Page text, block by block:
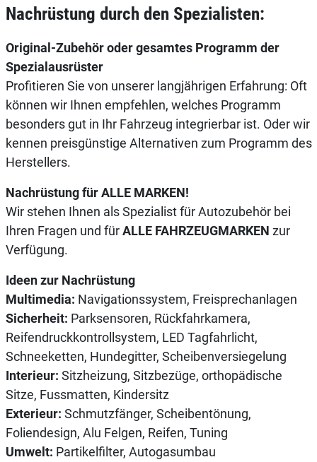
Nachrüstung durch den Spezialisten:
Original-Zubehör oder gesamtes Programm der
Spezialausrüster
Profitieren Sie von unserer langjährigen Erfahrung: Oft
können wir Ihnen empfehlen, welches Programm
besonders gut in Ihr Fahrzeug integrierbar ist. Oder wir
kennen preisgünstige Alternativen zum Programm des
Herstellers.
Nachrüstung für ALLE MARKEN!
Wir stehen Ihnen als Spezialist für Autozubehör bei
Ihren Fragen und fürALLE FAHRZEUGMARKEN zur
Verfügung.
Ideen zur Nachrüstung
Multimedia: Navigationssystem, Freisprechanlagen
Sicherheit: Parksensoren, Rückfahrkamera,
Reifendruckkontrollsystem, LED Tagfahrlicht,
Schneeketten, Hundegitter, Scheibenversiegelung
Interieur: Sitzheizung, Sitzbezüge, orthopädische
Sitze, Fussmatten, Kindersitz
Exterieur: Schmutzfänger, Scheibentönung,
Foliendesign, Alu Felgen, Reifen, Tuning
Umwelt: Partikelfilter, Autogasumbau